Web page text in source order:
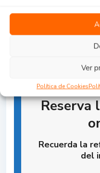
Ver
Política de Cookies
Reserva
Recuerda la
del